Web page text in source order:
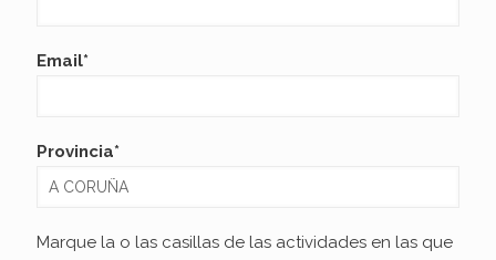
Email*
Provincia*
Marque la o las casillas de las actividades en las que